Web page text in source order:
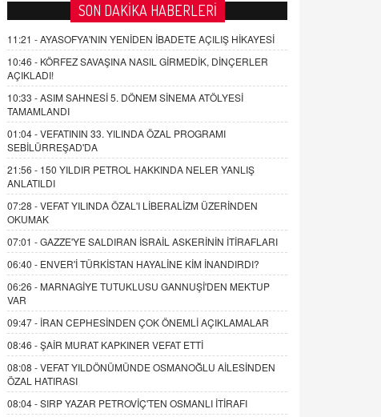
SON DAKİKA HABERLERİ
11:21 -AYASOFYA'NIN YENİDEN İBADETE AÇILIŞ HİKAYESİ
10:46 - KÖRFEZ SAVAŞINA NASIL GİRMEDİK, DİNÇERLER
AÇIKLADI!
10:33 -ASIM SAHNESİ 5. DÖNEM SİNEMA ATÖLYESİ
TAMAMLANDI
01:04 -VEFATININ 33. YILINDA ÖZAL PROGRAMI
SEBİLÜRREŞAD'DA
21:56 - 150 YILDIR PETROL HAKKINDA NELER YANLIŞ
ANLATILDI
07:28 -VEFAT YILINDA ÖZAL'I LİBERALİZM ÜZERİNDEN
OKUMAK
07:01 -GAZZE'YE SALDIRAN İSRAİL ASKERİNİN İTİRAFLARI
06:40 - ENVER'İ TÜRKİSTAN HAYALİNE KİM İNANDIRDI?
06:26 - MARNAGİYE TUTUKLUSU GANNUŞİ'DEN MEKTUP
VAR
09:47 - İRAN CEPHESİNDEN ÇOK ÖNEMLİ AÇIKLAMALAR
08:46 -ŞAİR MURAT KAPKINER VEFAT ETTİ
08:08 -VEFAT YILDÖNÜMÜNDE OSMANOĞLU AİLESİNDEN
ÖZAL HATIRASI
08:04 -SIRP YAZAR PETROVİÇ'TEN OSMANLI İTİRAFI